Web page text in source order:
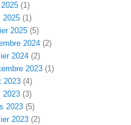
(1)
2025 (1)
2025 (5)
2024 (2)
2024 (2)
2023 (1)
2023 (4)
2023 (3)
2023 (5)
2023 (2)